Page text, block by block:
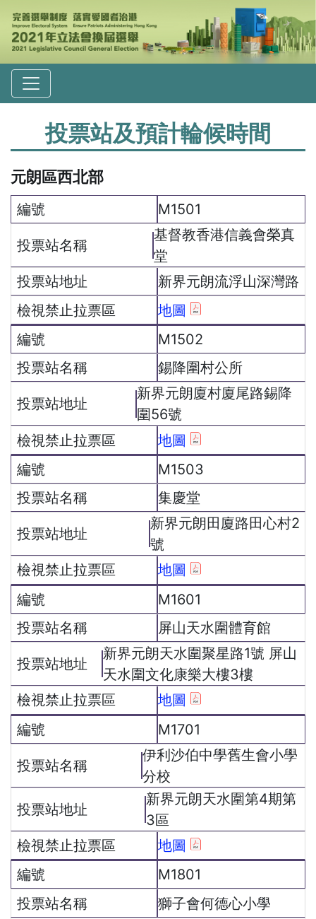
投票站及預計輪候時間
元朗區西北部
M1501
基督教香港信義會榮真
堂
新界元朗流浮山深灣路
地圖
M1502
錫降圍村公所
新界元朗廈村廈尾路錫降
圍56號
地圖
M1503
集慶堂
新界元朗田廈路田心村2
號
地圖
M1601
屏山天水圍體育館
新界元朗天水圍聚星路1號 屏山
天水圍文化康樂大樓3樓
地圖
M1701
伊利沙伯中學舊生會小學
分校
新界元朗天水圍第4期第
3區
地圖
M1801
獅子會何德心小學